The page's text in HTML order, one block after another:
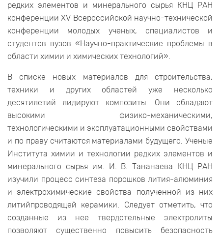
редких элементов и минерального сырья КНЦ РАН
конференции XV Всероссийской научно-технической
конференции молодых ученых, специалистов и
студентов вузов «Научно-практические проблемы в
области химии и химических технологий».
В списке новых материалов для строительства,
техники и других областей уже несколько
десятилетий лидируют композиты. Они обладают
высокими физико-механическими,
технологическими и эксплуатационными свойствами
и по праву считаются материалами будущего. Ученые
Института химии и технологии редких элементов и
минерального сырья им. И. В. Тананаева КНЦ РАН
изучили процесс синтеза порошков лития-алюминия
и электрохимические свойства полученной из них
литийпроводящей керамики. Следует отметить, что
созданные из нее твердотельные электролиты
позволяют существенно повысить безопасность